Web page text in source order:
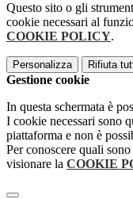
Questo sito o gli
cookie necessari al
COOKIE POLICY.
Personalizza Rifiuta
Gestione cookie
In questa schermata è
I cookie necessari sono
piattaforma e non è
Per conoscere quali
visionare la COOKIE